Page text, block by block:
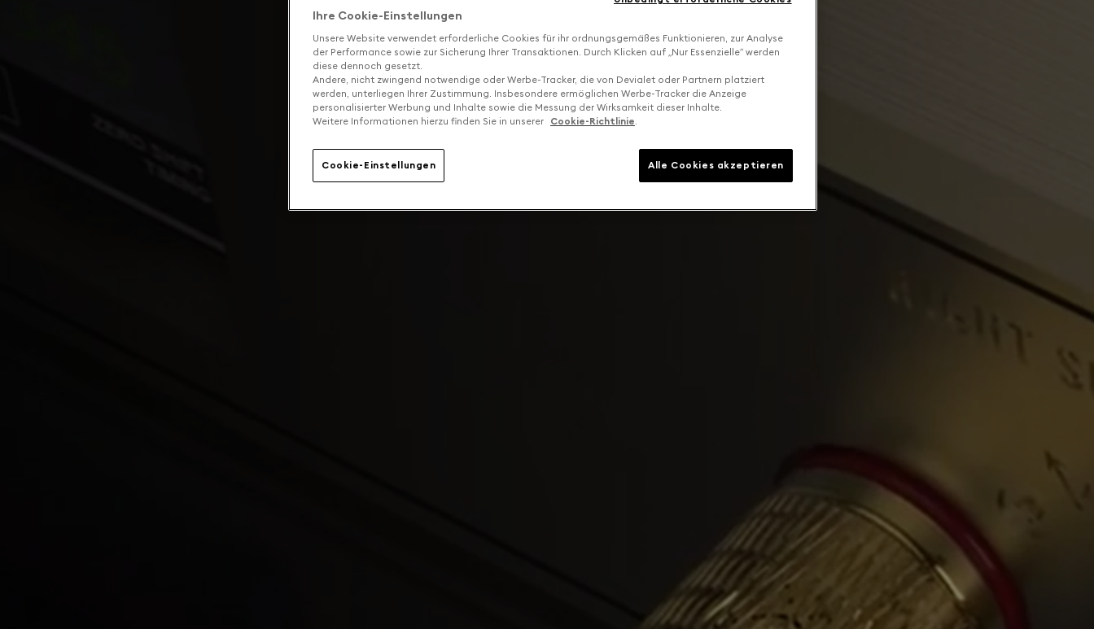
Ihre Cookie-Einstellungen
Unsere Website verwendet erforderliche Cookies für ihr ordnungsgemäßes Funktionieren, zur Analyse
der Performance sowie zur Sicherung Ihrer Transaktionen. Durch Klicken auf „Nur Essenzielle“ werden
diese dennoch gesetzt.
Andere, nicht zwingend notwendige oder Werbe-Tracker, die von Devialet oder Partnern platziert
werden, unterliegen Ihrer Zustimmung. Insbesondere ermöglichen Werbe-Tracker die Anzeige
personalisierter Werbung und Inhalte sowie die Messung der Wirksamkeit dieser Inhalte.
Weitere Informationen hierzu finden Sie in unserer
Cookie-Richtlinie.
Cookie-Einstellungen Alle Cookies akzeptieren